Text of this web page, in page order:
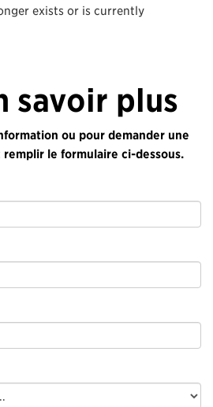
exists or is currently
savoir plus
ou pour demander une
le formulaire ci-dessous.